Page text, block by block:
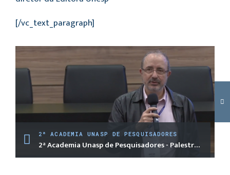
[/vc_text_paragraph]
2ª ACADEMIA UNASP DE PESQUISADORES
2ª Academia Unasp de Pesquisadores - Palestra 1